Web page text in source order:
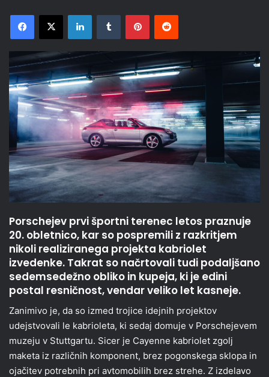
Facebook
X LinkedInTumblr PinterestReddit
Porschejev prvi športni terenec letos praznuje
20. obletnico, kar so pospremili z razkritjem
nikoli realiziranega projekta kabriolet
izvedenke. Takrat so načrtovali tudi podaljšano
sedemsedežno obliko in kupeja, ki je edini
postal resničnost, vendar veliko let kasneje.
Zanimivo je, da so izmed trojice idejnih projektov
udejstvovali le kabrioleta, ki sedaj domuje v Porschejevem
muzeju v Stuttgartu. Sicer je Cayenne kabriolet zgolj
maketa iz različnih komponent, brez pogonskega sklopa in
ojačitev potrebnih pri avtomobilih brez strehe. Z izdelavo